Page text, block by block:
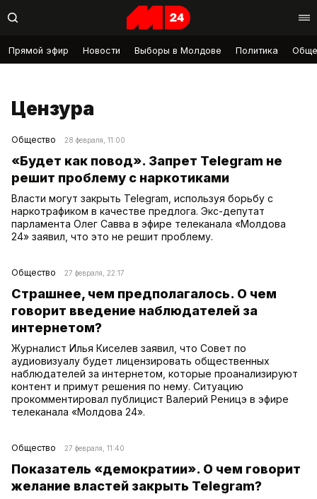
Прямой эфир Новости Выборы в Молдове Политика
Цензура
Общество 28 февраля, 11:00
«Будет как повод». Запрет Telegram не
решит проблему с наркотиками
Власти могут закрыть Telegram, используя борьбу с
наркотрафиком в качестве предлога. Экс-депутат
парламента Олег Савва в эфире телеканала «Молдова
24» заявил, что это не решит проблему.
Общество 27 февраля, 22:17
Страшнее, чем предполагалось. О чем
говорит введение наблюдателей за
интернетом?
Журналист Илья Киселев заявил, что Совет по
аудиовизуалу будет лицензировать общественных
наблюдателей за интернетом, которые проанализируют
контент и примут решения по нему. Ситуацию
прокомментировал публицист Валерий Реницэ в эфире
телеканала «Молдова 24».
Общество 27 февраля, 11:40
Показатель «демократии». О чем говорит
желание властей закрыть Telegram?